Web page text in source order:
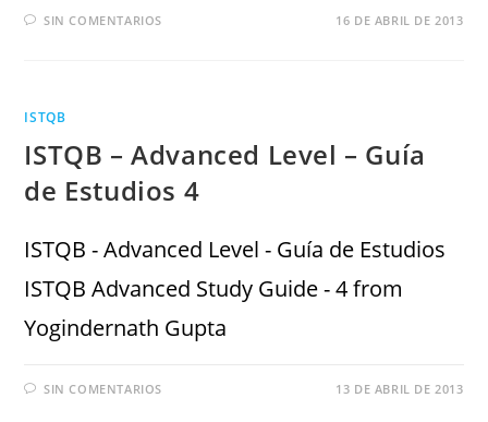
SIN COMENTARIOS 16 DE ABRIL DE 2013
ISTQB
ISTQB – Advanced Level – Guía
de Estudios 4
ISTQB - Advanced Level - Guía de Estudios
ISTQB Advanced Study Guide - 4 from
Yogindernath Gupta
SIN COMENTARIOS 13 DE ABRIL DE 2013